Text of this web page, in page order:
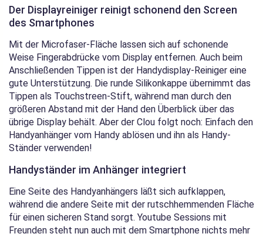
Der Displayreiniger reinigt schonend den Screen
des Smartphones
Mit der Microfaser-Fläche lassen sich auf schonende
Weise Fingerabdrücke vom Display entfernen. Auch beim
Anschließenden Tippen ist der Handydisplay-Reiniger eine
gute Unterstützung. Die runde Silikonkappe übernimmt das
Tippen als Touchstreen-Stift, während man durch den
größeren Abstand mit der Hand den Überblick über das
übrige Display behält. Aber der Clou folgt noch: Einfach den
Handyanhänger vom Handy ablösen und ihn als Handy-
Ständer verwenden!
Handyständer im Anhänger integriert
Eine Seite des Handyanhängers läßt sich aufklappen,
während die andere Seite mit der rutschhemmenden Fläche
für einen sicheren Stand sorgt. Youtube Sessions mit
Freunden steht nun auch mit dem Smartphone nichts mehr